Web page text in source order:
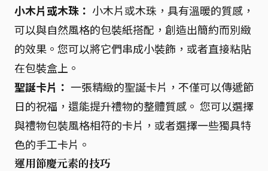
小木片或木珠： 小木片或木珠，具有溫暖的質感，
可以與自然風格的包裝紙搭配，創造出簡約而別緻
的效果。您可以將它們串成小裝飾，或者直接粘貼
在包裝盒上。
聖誕卡片： 一張精緻的聖誕卡片，不僅可以傳遞節
日的祝福，還能提升禮物的整體質感。 您可以選擇
與禮物包裝風格相符的卡片，或者選擇一些獨具特
色的手工卡片。
運用節慶元素的技巧